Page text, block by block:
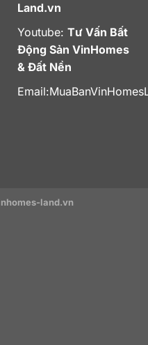
Land.vn
Youtube: Tư Vấn Bất
Động Sản VinHomes
& Đất Nền
Email:
land.vn